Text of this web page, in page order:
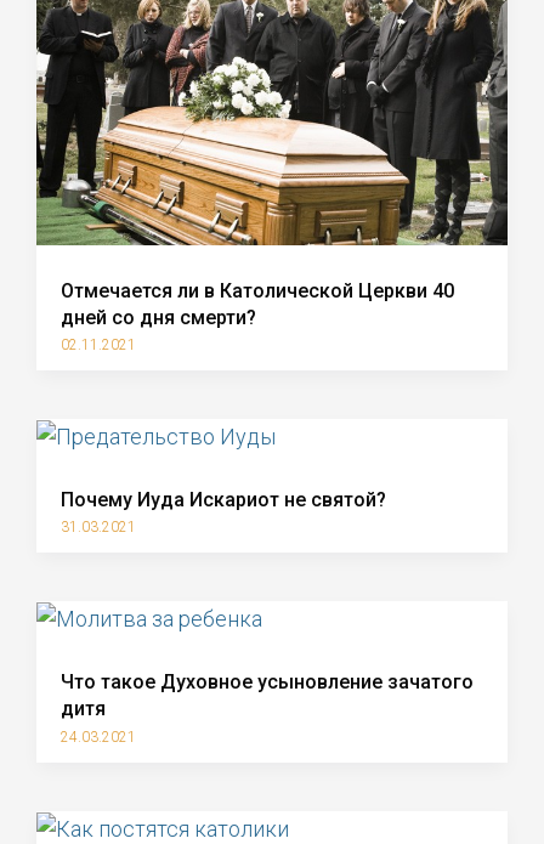
Отмечается ли в Католической Церкви 40
дней со дня смерти?
02.11.2021
Почему Иуда Искариот не святой?
31.03.2021
Что такое Духовное усыновление зачатого
дитя
24.03.2021